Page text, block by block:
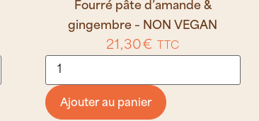
Fourré pâte d’amande &
gingembre – NON VEGAN
21,30€ TTC
Ajouter au panier